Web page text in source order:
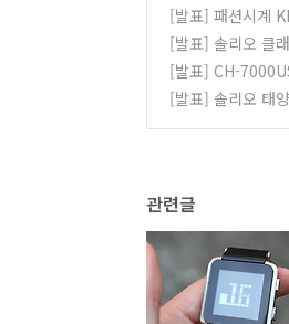
[발표] 패션시계
[발표] 솔리오 클
[발표] CH-
[발표] 솔리오 태
관련글